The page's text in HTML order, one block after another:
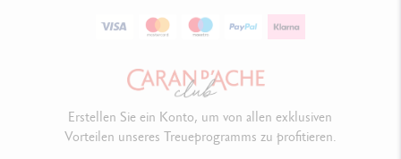
Erstellen Sie ein Konto, um von allen exklusiven
Vorteilen unseres Treueprogramms zu profitieren.